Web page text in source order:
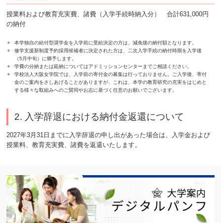
授業料および教育充実費、諸費（入学手続時納入分） 合計631,000円
の納付
本学独自の給付型奨学金を入学前に受給決定の方は、減免後の納付額となります。
修学支援新制度予約採用候補者に決定された方は、二次入学手続の納付時期を入学後
（5月中旬）に猶予します。
学費の分納または延納についてはアドミッションセンターまでご相談ください。
学校法人大阪女学院では、入学前の寄付金の募集は行っておりません。ご入学後、寄付
金のご案内をさしあげることがありますが、これは、本学の教育研究の充実をはじめと
する様々な取組みへのご賛同やお志に基づく任意のお願いでございます。
2. 入学辞退における納付金返還について
2027年3月31日までに入学辞退の申し出があった場合は、入学金および
授業料、教育充実費、諸費を返還いたします。